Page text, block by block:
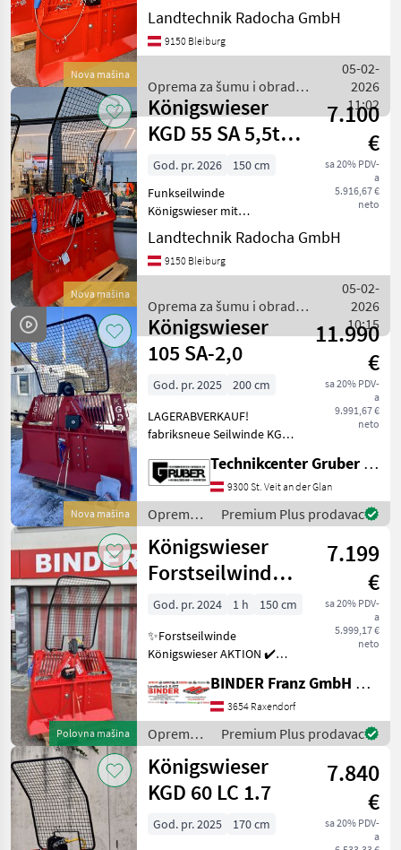
Nova mašina
5 SA , ist eine erstklassige
Wahl für den Forstbetrieb
und bietet eine Vielzahl an
Eigenschaften un
Landtechnik Radocha GmbH
9150 Bleiburg
Oprema za šumu i obradu
drveta / Königswieser
05-02-
2026
11:02
Nova mašina
Königswieser
KGD 55 SA 5,5to
Funk
7.100
€
sa 20% PDV-
a
5.916,67 €
neto
God. pr. 2026
150 cm
Funkseilwinde
Königswieser mit
Funkanlage Holzleitner und
Seilausstoß. Austattung: +
Funk + Handbedienung +
Seilausstoß verstellba
Landtechnik Radocha GmbH
9150 Bleiburg
Oprema za šumu i obradu
drveta / Königswieser
05-02-
2026
10:15
Nova mašina
Königswieser
105 SA-2,0
11.990
€
sa 20% PDV-
a
9.991,67 €
neto
God. pr. 2025
200 cm
LAGERABVERKAUF!
fabriksneue Seilwinde KGD
FUNK elektrohydr.
Proportionalsteuerung *
neues Modell mit SBS * 1
Stück auf Lager und sofort
abh
Technikcenter Gruber GmbH
9300 St. Veit an der Glan
Oprema
za šumu i
obradu
drveta /
Königswieser
Premium Plus prodavac
Polovna mašina
Königswieser
Forstseilwinde
KGD 55 SA
7.199
€
sa 20% PDV-
a
5.999,17 €
neto
God. pr. 2024 1 h
150 cm
✨Forstseilwinde
Königswieser AKTION ✔️
✔️ Dreipunktforstseilwinde
mit 5, 5to Zugleistung ✔️
Rückeschildbreite 1500mm
✔️ mit li+re je 4 St
BINDER Franz GmbH & CoKG
3654 Raxendorf
Oprema
za šumu i
obradu
drveta /
Königswieser
Premium Plus prodavac
Königswieser
KGD 60 LC 1.7
7.840
€
sa 20% PDV-
a
God. pr. 2025
170 cm